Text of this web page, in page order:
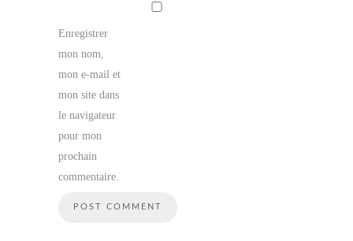
Enregistrer
mon nom,
mon e-mail et
mon site dans
le navigateur
pour mon
prochain
commentaire.